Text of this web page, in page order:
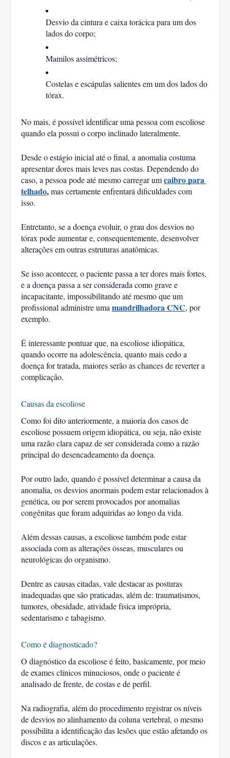
Desvio da cintura e caixa torácica para um dos
lados do corpo;
Mamilos assimétricos;
Costelas e escápulas salientes em um dos lados do
tórax.
No mais, é possível identificar uma pessoa com escoliose
quando ela possui o corpo inclinado lateralmente.
Desde o estágio inicial até o final, a anomalia costuma
apresentar dores mais leves nas costas. Dependendo do
caso, a pessoa pode até mesmo carregar um caibro para
telhado, mas certamente enfrentará dificuldades com
isso.
Entretanto, se a doença evoluir, o grau dos desvios no
tórax pode aumentar e, consequentemente, desenvolver
alterações em outras estruturas anatômicas.
Se isso acontecer, o paciente passa a ter dores mais fortes,
e a doença passa a ser considerada como grave e
incapacitante, impossibilitando até mesmo que um
profissional administre uma mandrilhadora CNC, por
exemplo.
É interessante pontuar que, na escoliose idiopática,
quando ocorre na adolescência, quanto mais cedo a
doença for tratada, maiores serão as chances de reverter a
complicação.
Causas da escoliose
Como foi dito anteriormente, a maioria dos casos de
escoliose possuem origem idiopática, ou seja, não existe
uma razão clara capaz de ser considerada como a razão
principal do desencadeamento da doença.
Por outro lado, quando é possível determinar a causa da
anomalia, os desvios anormais podem estar relacionados à
genética, ou por serem provocados por anomalias
congênitas que foram adquiridas ao longo da vida.
Além dessas causas, a escoliose também pode estar
associada com as alterações ósseas, musculares ou
neurológicas do organismo.
Dentre as causas citadas, vale destacar as posturas
inadequadas que são praticadas, além de: traumatismos,
tumores, obesidade, atividade física imprópria,
sedentarismo e tabagismo.
Como é diagnosticado?
O diagnóstico da escoliose é feito, basicamente, por meio
de exames clínicos minuciosos, onde o paciente é
analisado de frente, de costas e de perfil.
Na radiografia, além do procedimento registrar os níveis
de desvios no alinhamento da coluna vertebral, o mesmo
possibilita a identificação das lesões que estão afetando os
discos e as articulações.